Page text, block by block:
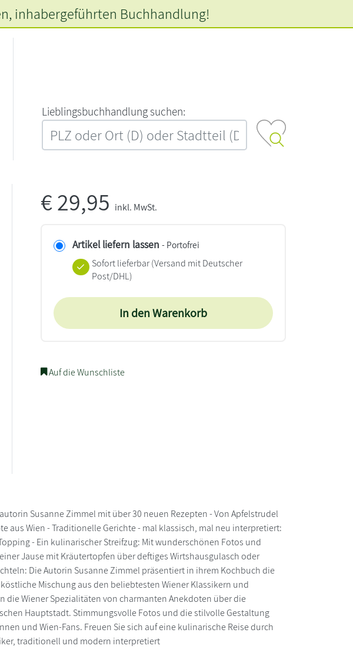
L‍i‍e‍b‍l‍i‍n‍g‍s‍b‍u‍c‍h‍h‍a‍n‍d‍l‍u‍n‍g‍ ‍s‍u‍c‍h‍e‍n‍:‍
, inhabergeführten Buchhandlung!
€29,95 inkl. MwSt.
Artikel liefern lassen - Portofrei
Sofort lieferbar(Versand mit Deutscher
Post/DHL)
In den Warenkorb
Auf die Wunschliste
Susanne Zimmel mit über 30 neuen Rezepten - Von Apfelstrudel
aus Wien - Traditionelle Gerichte - mal klassisch, mal neu interpretiert:
- Ein kulinarischer Streifzug: Mit wunderschönen Fotos und
Jause mit Kräutertopfen über deftiges Wirtshausgulasch oder
Die Autorin Susanne Zimmel präsentiert in ihrem Kochbuch die
Mischung aus den beliebtesten Wiener Klassikern und
die Wiener Spezialitäten von charmanten Anekdoten über die
Hauptstadt. Stimmungsvolle Fotos und die stilvolle Gestaltung
und Wien-Fans. Freuen Sie sich auf eine kulinarische Reise durch
traditionell und modern interpretiert